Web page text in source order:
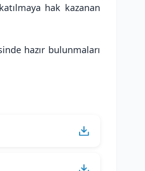
hak kazanan
hazır bulunmaları